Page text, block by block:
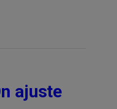
ajuste